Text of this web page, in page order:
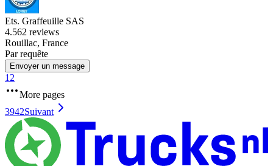
Ets. Graffeuille SAS
4.562 reviews
Rouillac, France
Par requête
Envoyer un message
1 2
More pages
3942Suivant